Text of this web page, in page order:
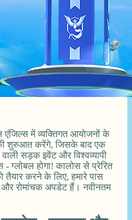
एंजिल्स में व्यक्तिगत आयोजनों के
शुरुआत करेंगे, जिसके बाद एक
सड़क इवेंट और विश्वव्यापी
ग्लोबल होगा! कालोस से प्रेरित
करने के लिए, हमारे पास
रोमांचक अपडेट हैं। नवीनतम